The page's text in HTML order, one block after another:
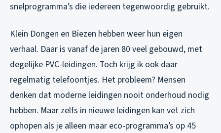
snelprogramma’s die iedereen tegenwoordig gebruikt.
Klein Dongen en Biezen hebben weer hun eigen
verhaal. Daar is vanaf de jaren 80 veel gebouwd, met
degelijke PVC-leidingen. Toch krijg ik ook daar
regelmatig telefoontjes. Het probleem? Mensen
denken dat moderne leidingen nooit onderhoud nodig
hebben. Maar zelfs in nieuwe leidingen kan vet zich
ophopen als je alleen maar eco-programma’s op 45